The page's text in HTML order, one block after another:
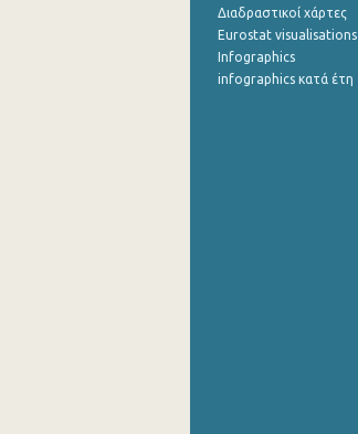
Διαδραστικοί χάρτες
Eurostat visualisations
Infographics
infographics κατά έτη